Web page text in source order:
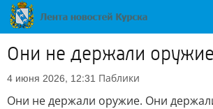
Они не держали
4 июня 2026, 12:31 Паблики
Они не держали оружие. Они